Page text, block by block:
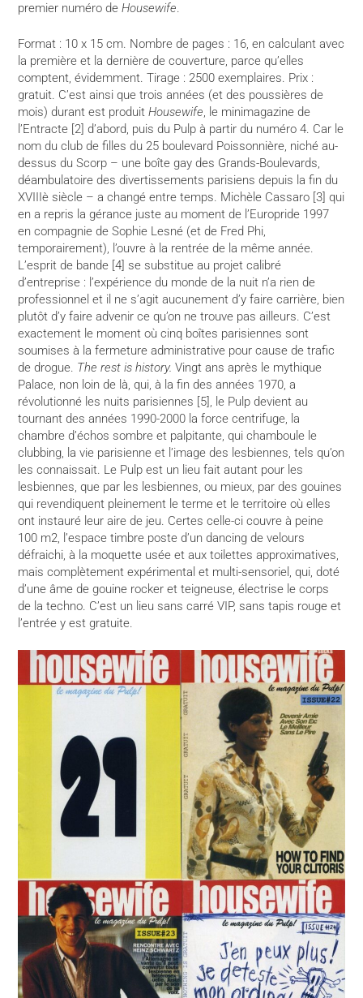
premier numéro deHousewife.
Format : 10 x 15 cm. Nombre de pages : 16, en calculant avec
la première et la dernière de couverture, parce qu’elles
comptent, évidemment. Tirage : 2500 exemplaires. Prix :
gratuit. C’est ainsi que trois années (et des poussières de
mois) durant est produit Housewife, le minimagazine de
l’Entracte [2] d’abord, puis du Pulp à partir du numéro 4. Car le
nom du club de filles du 25 boulevard Poissonnière, niché au-
dessus du Scorp – une boîte gay des Grands-Boulevards,
déambulatoire des divertissements parisiens depuis la fin du
XVIIIè siècle – a changé entre temps. Michèle Cassaro [3] qui
en a repris la gérance juste au moment de l’Europride 1997
en compagnie de Sophie Lesné (et de Fred Phi,
temporairement), l’ouvre à la rentrée de la même année.
L’esprit de bande [4] se substitue au projet calibré
d’entreprise : l’expérience du monde de la nuit n’a rien de
professionnel et il ne s’agit aucunement d’y faire carrière, bien
plutôt d’y faire advenir ce qu’on ne trouve pas ailleurs. C’est
exactement le moment où cinq boîtes parisiennes sont
soumises à la fermeture administrative pour cause de trafic
de drogue. The rest is history. Vingt ans après le mythique
Palace, non loin de là, qui, à la fin des années 1970, a
révolutionné les nuits parisiennes [5], le Pulp devient au
tournant des années 1990-2000 la force centrifuge, la
chambre d’échos sombre et palpitante, qui chamboule le
clubbing, la vie parisienne et l’image des lesbiennes, tels qu’on
les connaissait. Le Pulp est un lieu fait autant pour les
lesbiennes, que par les lesbiennes, ou mieux, par des gouines
qui revendiquent pleinement le terme et le territoire où elles
ont instauré leur aire de jeu. Certes celle-ci couvre à peine
100 m2, l’espace timbre poste d’un dancing de velours
défraichi, à la moquette usée et aux toilettes approximatives,
mais complètement expérimental et multi-sensoriel, qui, doté
d’une âme de gouine rocker et teigneuse, électrise le corps
de la techno. C’est un lieu sans carré VIP, sans tapis rouge et
l’entrée y est gratuite.